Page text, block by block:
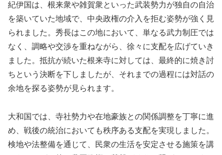
紀伊国は、根来衆や雑賀衆といった武装勢力が独自の自治
を築いていた地域で、中央政権の介入を拒む姿勢が強く見
られました。秀長はこの地において、単なる武力制圧では
なく、調略や交渉を重ねながら、徐々に支配を広げていき
ました。抵抗が続いた根来寺に対しては、最終的に焼き討
ちという決断を下しましたが、それまでの過程には対話の
余地を探る姿勢が見られます。
大和国では、寺社勢力や在地豪族との関係調整を丁寧に進
め、戦後の統治においても秩序ある支配を実現しました。
検地や法整備を通じて、民衆の生活を安定させる施策を講